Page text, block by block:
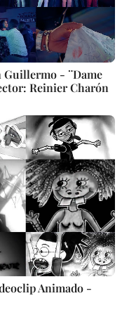
Guillermo - ¨Dame
Reinier Charón
Animado -